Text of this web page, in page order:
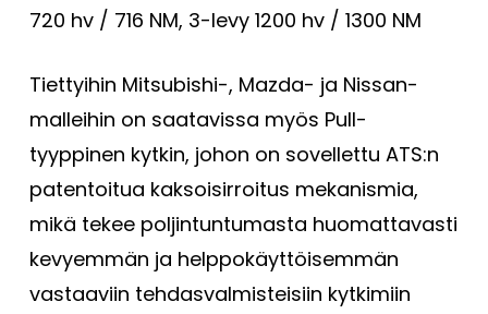
720 hv / 716 NM, 3-levy 1200 hv / 1300 NM
Tiettyihin Mitsubishi-, Mazda- ja Nissan-
malleihin on saatavissa myös Pull-
tyyppinen kytkin, johon on sovellettu ATS:n
patentoitua kaksoisirroitus mekanismia,
mikä tekee poljintuntumasta huomattavasti
kevyemmän ja helppokäyttöisemmän
vastaaviin tehdasvalmisteisiin kytkimiin